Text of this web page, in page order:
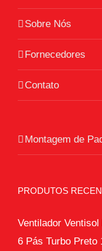
Sobre Nós
Fornecedores
Contato
Montagem de
PRODUTOS
Ventilador
6 Pás Turbo Preto